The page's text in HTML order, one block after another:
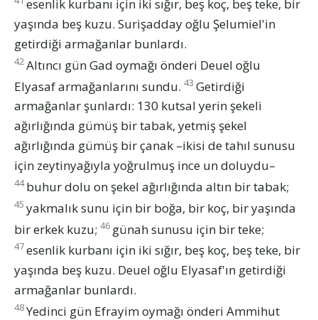
esenlik kurbanı için iki sığır, beş koç, beş teke, bir
yaşında beş kuzu. Surişadday oğlu Şelumiel'in
getirdiği armağanlar bunlardı.
42Altıncı gün Gad oymağı önderi Deuel oğlu
Elyasaf armağanlarını sundu. 43 Getirdiği
armağanlar şunlardı: 130 kutsal yerin şekeli
ağırlığında gümüş bir tabak, yetmiş şekel
ağırlığında gümüş bir çanak –ikisi de tahıl sunusu
için zeytinyağıyla yoğrulmuş ince un doluydu–
44 buhur dolu on şekel ağırlığında altın bir tabak;
45 yakmalık sunu için bir boğa, bir koç, bir yaşında
bir erkek kuzu; 46 günah sunusu için bir teke;
47esenlik kurbanı için iki sığır, beş koç, beş teke, bir
yaşında beş kuzu. Deuel oğlu Elyasaf'ın getirdiği
armağanlar bunlardı.
48Yedinci gün Efrayim oymağı önderi Ammihut